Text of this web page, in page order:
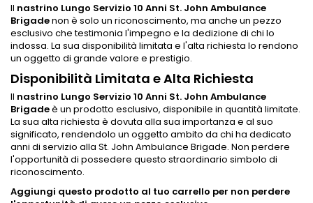
Il nastrino Lungo Servizio 10 Anni St. John Ambulance
Brigadenon è solo un riconoscimento, ma anche un pezzo
esclusivo che testimonia l'impegno e la dedizione di chi lo
indossa. La sua disponibilità limitata e l'alta richiesta lo rendono
un oggetto di grande valore e prestigio.
Disponibilità Limitata e Alta Richiesta
Il nastrino Lungo Servizio 10 Anni St. John Ambulance
Brigadeè un prodotto esclusivo, disponibile in quantità limitate.
La sua alta richiesta è dovuta alla sua importanza e al suo
significato, rendendolo un oggetto ambito da chi ha dedicato
anni di servizio alla St. John Ambulance Brigade. Non perdere
l'opportunità di possedere questo straordinario simbolo di
riconoscimento.
Aggiungi questo prodotto al tuo carrello per non perdere